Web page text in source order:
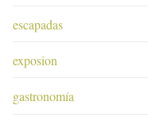
escapadas
exposion
gastronomía